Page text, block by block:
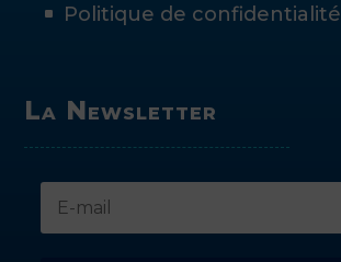
Politique de confidentialité
La Newsletter